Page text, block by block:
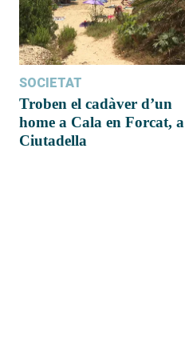
SOCIETAT
Troben el cadàver d’un
home a Cala en Forcat, a
Ciutadella